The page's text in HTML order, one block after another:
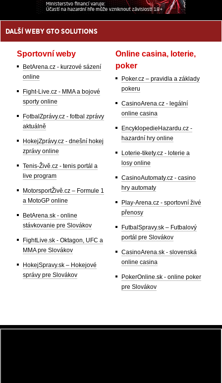
DALŠÍ WEBY GTO SOLUTIONS
Sportovní weby
BetArena.cz - kurzové sázení
online
Fight-Live.cz - MMA a bojové
sporty online
FotbalZprávy.cz - fotbal zprávy
aktuálně
HokejZprávy.cz - dnešní hokej
zprávy online
Tenis-Živě.cz - tenis portál a
live program
MotorsportŽivě.cz – Formule 1
a MotoGP online
BetArena.sk - online
stávkovanie pre Slovákov
FightLive.sk - Oktagon, UFC a
MMA pre Slovákov
HokejSpravy.sk – Hokejové
správy pre Slovákov
Online casina, loterie,
poker
Poker.cz – pravidla a základy
pokeru
CasinoArena.cz - legální
online casina
EncyklopedieHazardu.cz -
hazardní hry online
Loterie-tikety.cz - loterie a
losy online
CasinoAutomaty.cz - casino
hry automaty
Play-Arena.cz - sportovní živé
přenosy
FutbalSpravy.sk – Futbalový
portál pre Slovákov
CasinoArena.sk - slovenská
online casina
PokerOnline.sk - online poker
pre Slovákov